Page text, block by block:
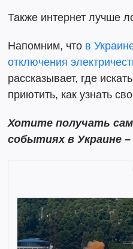
Также интернет лучше
Напомним, что в
отключения
рассказывает, где
приютить, как узнать
Хотите получать
событиях в Украине